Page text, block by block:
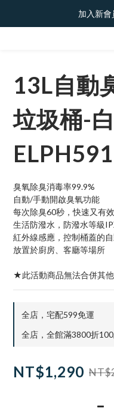
加入新會
加入新會
13L自動
垃圾桶-
臭氧除臭消毒率99.9%
自動/手動開啟臭氧功能
每次除臭60秒，快速又有
生活防潑水，防潑水等級
紅外線感應，控制桶蓋的
放置於廚房、客廳等場所
★此活動商品無法合併其
全店，宅配599免運
全店，全館滿3800折
NT$1,290